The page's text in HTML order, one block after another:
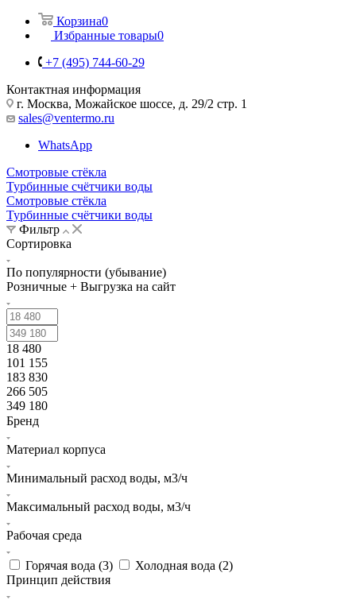
Корзина0
Избранные товары0
+7 (495) 744-60-29
Контактная информация
г. Москва, Можайское шоссе, д. 29/2 стр. 1
sales@ventermo.ru
WhatsApp
Смотровые стёкла
Турбинные счётчики воды
Смотровые стёкла
Турбинные счётчики воды
Фильтр
Сортировка
По популярности (убывание)
Розничные + Выгрузка на сайт
18 480
101 155
183 830
266 505
349 180
Бренд
Материал корпуса
Минимальный расход воды, м3/ч
Максимальный расход воды, м3/ч
Рабочая среда
Горячая вода (3) Холодная вода (2)
Принцип действия